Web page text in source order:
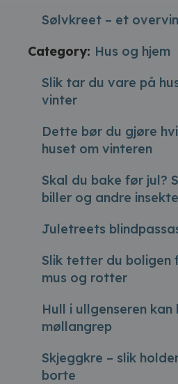
Sølvkreet – et
Category: Hus og hjem
Slik tar du vare på
vinter
Dette bør du gjøre
huset om vinteren
Skal du bake før jul?
biller og andre
Juletreets
Slik tetter du boligen
mus og rotter
Hull i ullgenseren kan
møllangrep
Skjeggkre – slik
borte